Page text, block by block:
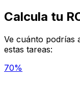
Calcula tu
Ve cuánto podrías
estas tareas:
70%